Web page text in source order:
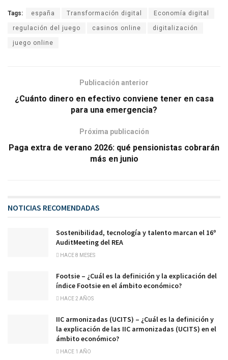
Tags: españa Transformación digital Economía digital
regulación del juego casinos online digitalización
juego online
Publicación anterior
¿Cuánto dinero en efectivo conviene tener en casa
para una emergencia?
Próxima publicación
Paga extra de verano 2026: qué pensionistas cobrarán
más en junio
NOTICIAS RECOMENDADAS
Sostenibilidad, tecnología y talento marcan el 16º
AuditMeeting del REA
HACE 8 MESES
Footsie – ¿Cuál es la definición y la explicación del
índice Footsie en el ámbito económico?
HACE 2 AÑOS
IIC armonizadas (UCITS) – ¿Cuál es la definición y
la explicación de las IIC armonizadas (UCITS) en el
ámbito económico?
HACE 1 AÑO